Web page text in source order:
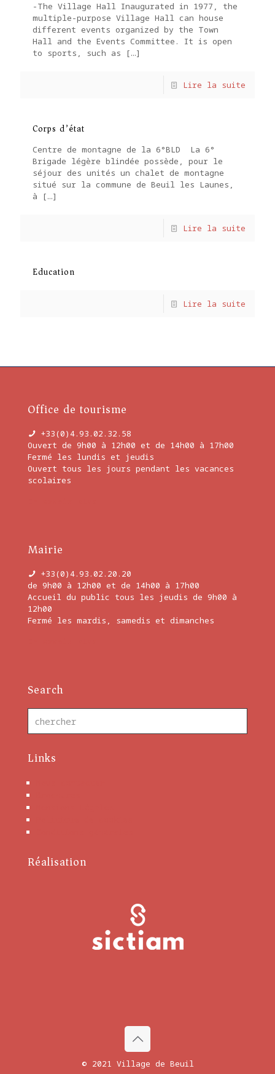
-The Village Hall Inaugurated in 1977, the
multiple-purpose Village Hall can house
different events organized by the Town
Hall and the Events Committee. It is open
to sports, such as […]
Lire la suite
Corps d’état
Centre de montagne de la 6°BLD La 6°
Brigade légère blindée possède, pour le
séjour des unités un chalet de montagne
situé sur la commune de Beuil les Launes,
à […]
Lire la suite
Education
Lire la suite
Office de tourisme
+33(0)4.93.02.32.58
Ouvert de 9h00 à 12h00 et de 14h00 à 17h00
Fermé les lundis et jeudis
Ouvert tous les jours pendant les vacances
scolaires
Mairie
+33(0)4.93.02.20.20
de 9h00 à 12h00 et de 14h00 à 17h00
Accueil du public tous les jeudis de 9h00 à
12h00
Fermé les mardis, samedis et dimanches
Search
Links
Réalisation
© 2021 Village de Beuil